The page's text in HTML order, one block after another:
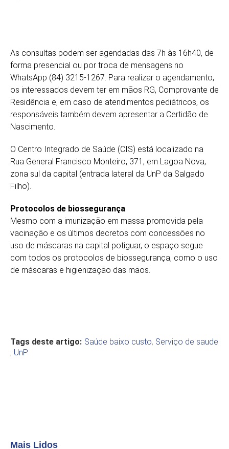
As consultas podem ser agendadas das 7h às 16h40, de
forma presencial ou por troca de mensagens no
WhatsApp (84) 3215-1267. Para realizar o agendamento,
os interessados devem ter em mãos RG, Comprovante de
Residência e, em caso de atendimentos pediátricos, os
responsáveis também devem apresentar a Certidão de
Nascimento.
O Centro Integrado de Saúde (CIS) está localizado na
Rua General Francisco Monteiro, 371, em Lagoa Nova,
zona sul da capital (entrada lateral da UnP da Salgado
Filho).
Protocolos de biossegurança
Mesmo com a imunização em massa promovida pela
vacinação e os últimos decretos com concessões no
uso de máscaras na capital potiguar, o espaço segue
com todos os protocolos de biossegurança, como o uso
de máscaras e higienização das mãos.
Tags deste artigo: Saúde baixo custo, Serviço de saude
, UnP
Mais Lidos